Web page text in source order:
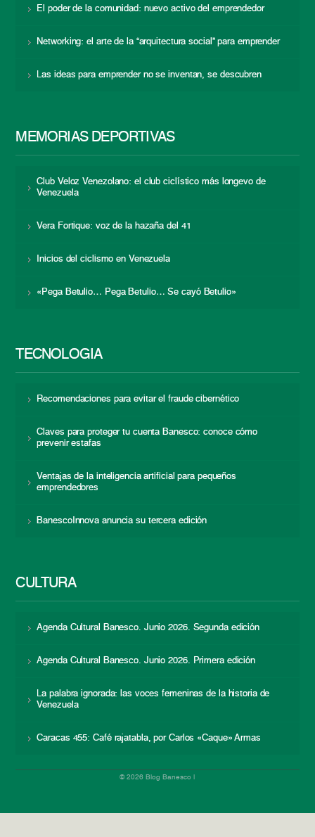
El poder de la comunidad: nuevo activo del emprendedor
Networking: el arte de la “arquitectura social” para emprender
Las ideas para emprender no se inventan, se descubren
MEMORIAS DEPORTIVAS
Club Veloz Venezolano: el club ciclístico más longevo de
Venezuela
Vera Fortique: voz de la hazaña del 41
Inicios del ciclismo en Venezuela
«Pega Betulio… Pega Betulio… Se cayó Betulio»
TECNOLOGÍA
Recomendaciones para evitar el fraude cibernético
Claves para proteger tu cuenta Banesco: conoce cómo
prevenir estafas
Ventajas de la inteligencia artificial para pequeños
emprendedores
BanescoInnova anuncia su tercera edición
CULTURA
Agenda Cultural Banesco. Junio 2026. Segunda edición
Agenda Cultural Banesco. Junio 2026. Primera edición
La palabra ignorada: las voces femeninas de la historia de
Venezuela
Caracas 455: Café rajatabla, por Carlos «Caque» Armas
© 2026 Blog Banesco |